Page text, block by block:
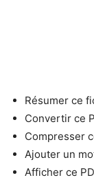
Résumer ce
Convertir ce
Compresser
Ajouter un
Afficher ce